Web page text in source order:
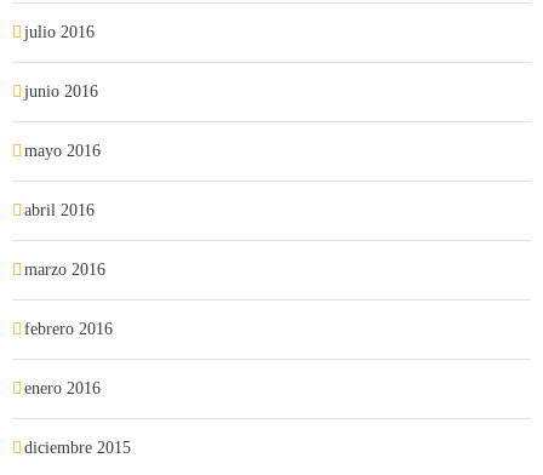
julio 2016
junio 2016
mayo 2016
abril 2016
marzo 2016
febrero 2016
enero 2016
diciembre 2015